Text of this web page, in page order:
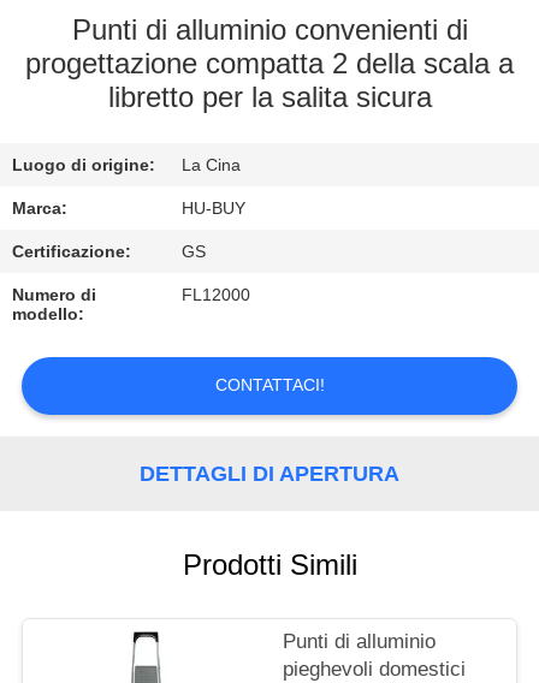
FABBRICA
CONTROLLO
QUALITÀ
CONTATTICI
RICHIEDA
UNA
CITAZIONE
Punti di alluminio convenienti di
progettazione compatta 2 della scala a
libretto per la salita sicura
Luogo di origine: La Cina
Marca: HU-BUY
Certificazione: GS
Numero di
modello:
FL12000
CONTATTACI!
DETTAGLI DI APERTURA
Prodotti Simili
Punti di alluminio
pieghevoli domestici